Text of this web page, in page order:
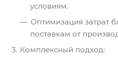
условиям.
Оптимизация затрат
поставкам от
Комплексный подход: